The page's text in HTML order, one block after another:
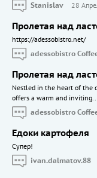
Stanislav
28
Пролетая над
https://adessobistro.net/
adessobistro
Пролетая над
Nestled in the heart of the
offers a warm and
adessobistro
Едоки картофеля
Cупер!
ivan.dalmatov.88